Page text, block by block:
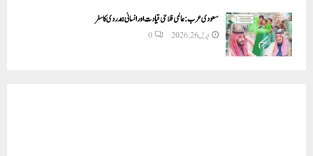
سعودی عرب: عالمی فلاحی قیادت اور انسانی ہمدردی کا سفر
اپریل 26, 2026 0